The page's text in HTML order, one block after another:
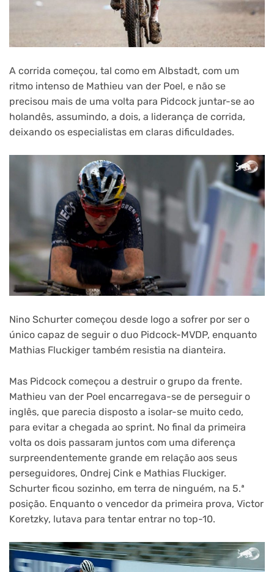
A corrida começou, tal como em Albstadt, com um
ritmo intenso de Mathieu van der Poel, e não se
precisou mais de uma volta para Pidcock juntar-se ao
holandês, assumindo, a dois, a liderança de corrida,
deixando os especialistas em claras dificuldades.
Nino Schurter começou desde logo a sofrer por ser o
único capaz de seguir o duo Pidcock-MVDP, enquanto
Mathias Fluckiger também resistia na dianteira.
Mas Pidcock começou a destruir o grupo da frente.
Mathieu van der Poel encarregava-se de perseguir o
inglês, que parecia disposto a isolar-se muito cedo,
para evitar a chegada ao sprint. No final da primeira
volta os dois passaram juntos com uma diferença
surpreendentemente grande em relação aos seus
perseguidores, Ondrej Cink e Mathias Fluckiger.
Schurter ficou sozinho, em terra de ninguém, na 5.ª
posição. Enquanto o vencedor da primeira prova, Victor
Koretzky, lutava para tentar entrar no top-10.